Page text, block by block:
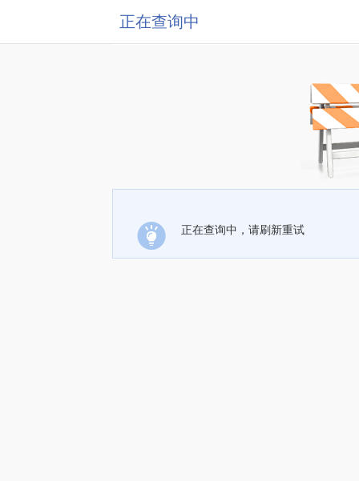
正在查询中
正在查询中，请刷新重试